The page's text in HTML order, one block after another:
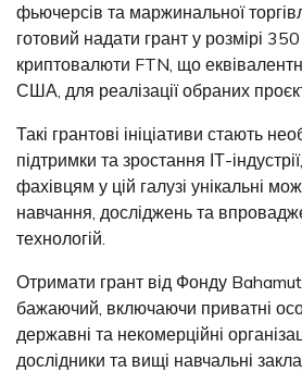
фьючерсів та маржинальної
готовий надати грант у розмірі
криптовалюти FTN, що
США, для реалізації обраних
Такі грантові ініціативи стають
підтримки та зростання ІТ-
фахівцям у цій галузі унікальні
навчання, досліджень та
технологій.
Отримати грант від Фонду
бажаючий, включаючи приватні
державні та некомерційні
дослідники та вищі навчальні